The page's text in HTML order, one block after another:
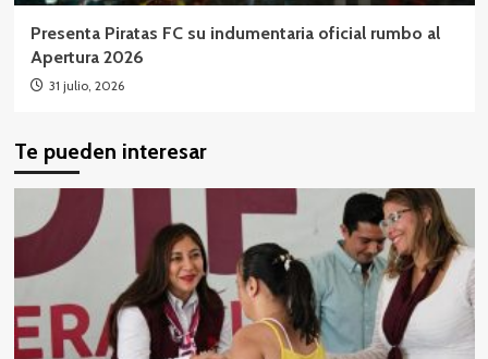
Presenta Piratas FC su indumentaria oficial rumbo al
Apertura 2026
31 julio, 2026
Te pueden interesar